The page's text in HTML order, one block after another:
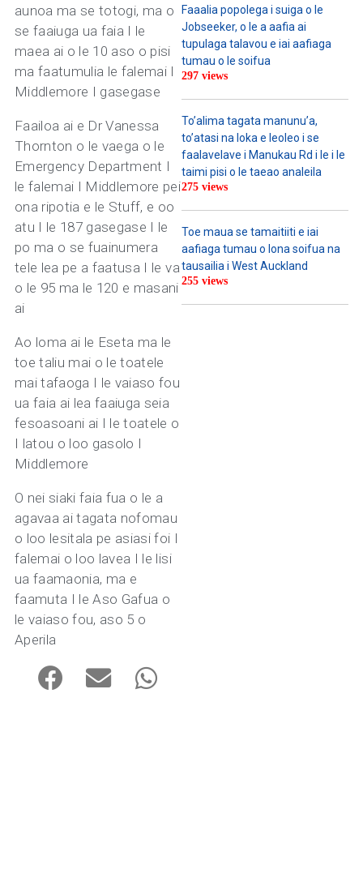
aunoa ma se totogi, ma o
se faaiuga ua faia I le
maea ai o le 10 aso o pisi
ma faatumulia le falemai I
Middlemore I gasegase
Faailoa ai e Dr Vanessa
Thornton o le vaega o le
Emergency Department I
le falemai I Middlemore pei
ona ripotia e le Stuff, e oo
atu I le 187 gasegase I le
po ma o se fuainumera
tele lea pe a faatusa I le va
o le 95 ma le 120 e masani
ai
Ao loma ai le Eseta ma le
toe taliu mai o le toatele
mai tafaoga I le vaiaso fou
ua faia ai lea faaiuga seia
fesoasoani ai I le toatele o
I latou o loo gasolo I
Middlemore
O nei siaki faia fua o le a
agavaa ai tagata nofomau
o loo lesitala pe asiasi foi I
falemai o loo lavea I le lisi
ua faamaonia, ma e
faamuta I le Aso Gafua o
le vaiaso fou, aso 5 o
Aperila
Faaalia popolega i suiga o le
Jobseeker, o le a aafia ai
tupulaga talavou e iai aafiaga
tumau o le soifua
297 views
To’alima tagata manunu’a,
to’atasi na loka e leoleo i se
faalavelave i Manukau Rd i le i le
taimi pisi o le taeao analeila
275 views
Toe maua se tamaitiiti e iai
aafiaga tumau o lona soifua na
tausailia i West Auckland
255 views